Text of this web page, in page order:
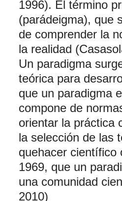
1996). El término
(parádeigma), que
de comprender la
la realidad
Un paradigma
teórica para
que un paradigma
compone de
orientar la práctica
la selección de las
quehacer
1969, que un
una comunidad
2010)